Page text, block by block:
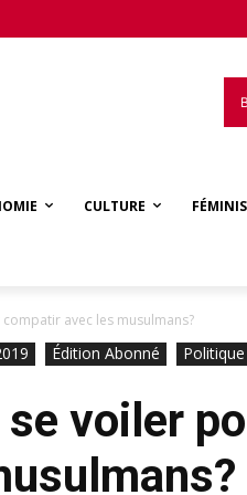
CULTURE
avec les musulmans?
Édition Abonné Politique
voiler